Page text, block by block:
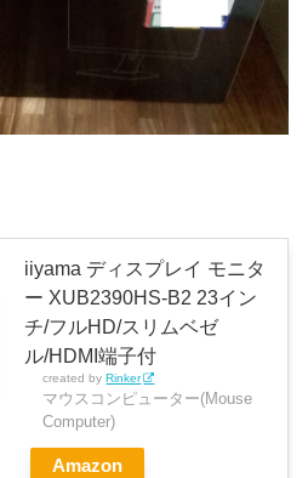
iiyama ディスプレイ モニタ
ー XUB2390HS-B2 23イン
チ/フルHD/スリムベゼ
ル/HDMI端子付
created by Rinker
マウスコンピューター(Mouse
Computer)
Amazon